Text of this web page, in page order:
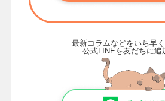
最新コラムなどをいち早く
公式LINEを友だちに追